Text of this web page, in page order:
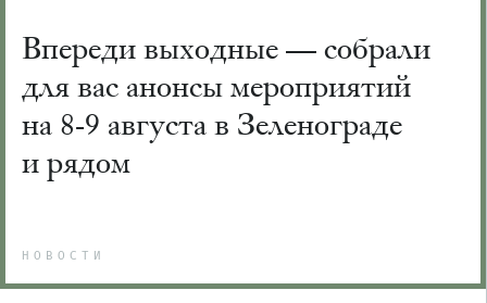
Впереди выходные — собрали
для вас анонсы мероприятий
на 8-9 августа в Зеленограде
и рядом
НОВОСТИ